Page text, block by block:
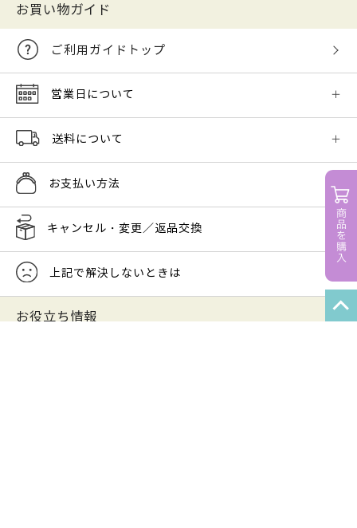
お買い物ガイド
ご利用ガイドトップ
営業日について
送料について
お支払い方法
キャンセル・変更／返品交換
上記で解決しないときは
お役立ち情報